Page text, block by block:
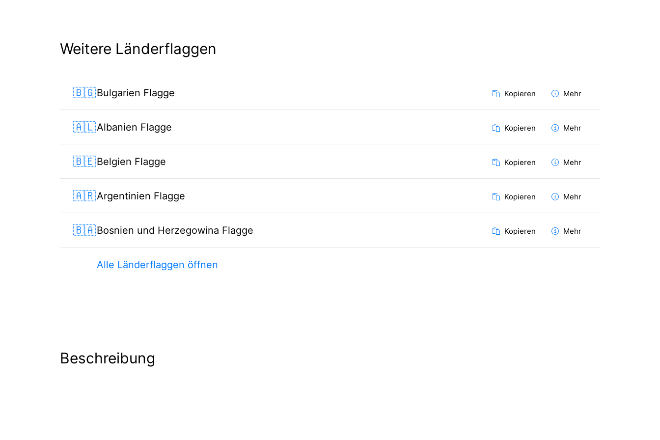
Weitere Länderflaggen
🇧🇬Bulgarien Flagge Kopieren Mehr
🇦🇱Albanien Flagge Kopieren Mehr
🇧🇪Belgien Flagge Kopieren Mehr
🇦🇷Argentinien Flagge Kopieren Mehr
🇧🇦Bosnien und Herzegowina Flagge Kopieren Mehr
Alle Länderflaggen öffnen
Beschreibung